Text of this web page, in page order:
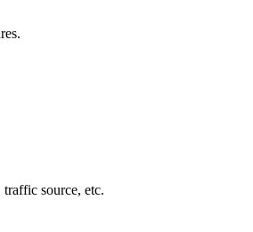
source, etc.